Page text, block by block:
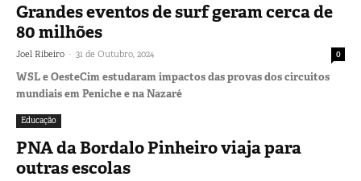
Grandes eventos de surf geram cerca de
80 milhões
Joel Ribeiro - 31 de Outubro, 2024 0
WSL e OesteCim estudaram impactos das provas dos circuitos
mundiais em Peniche e na Nazaré
Educação
PNA da Bordalo Pinheiro viaja para
outras escolas